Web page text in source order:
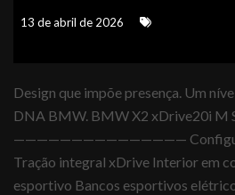
13 de abril de 2026
Design que impõe presença. Um
DNA BMW. BMW X2 xDrive20i M
———————————————
Tração integral xDrive Interior em
esportivo Bancos esportivos